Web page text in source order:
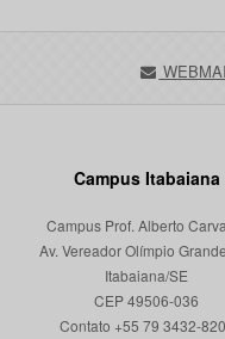
Campus Itabaiana
Campus Prof. Alberto
Av. Vereador Olímpio
Itabaiana/SE
CEP 49506-036